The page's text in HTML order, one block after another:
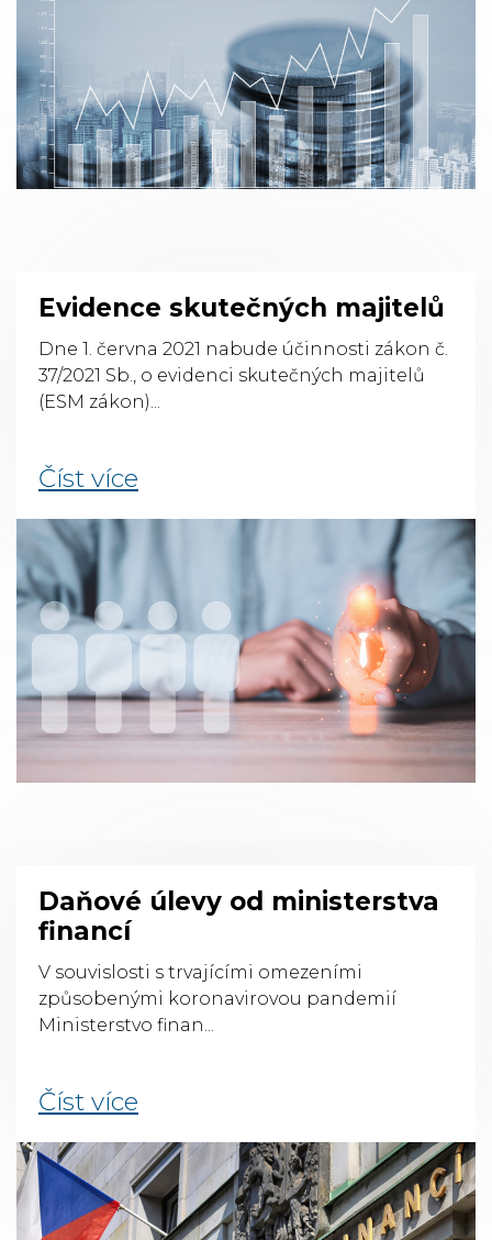
Evidence skutečných majitelů
Dne 1. června 2021 nabude účinnosti zákon č.
37/2021 Sb., o evidenci skutečných majitelů
(ESM zákon)...
Číst více
Daňové úlevy od ministerstva
financí
V souvislosti s trvajícími omezeními
způsobenými koronavirovou pandemií
Ministerstvo finan...
Číst více